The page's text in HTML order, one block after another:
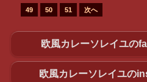
49 50 51 次へ
欧風カレーソレイユの
欧風カレーソレイユの